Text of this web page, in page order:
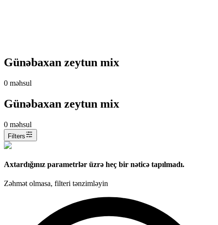
Günəbaxan zeytun mix
0 məhsul
Günəbaxan zeytun mix
0 məhsul
Filters
Axtardığınız parametrlər üzrə heç bir nəticə tapılmadı.
Zəhmət olmasa, filteri tənzimləyin